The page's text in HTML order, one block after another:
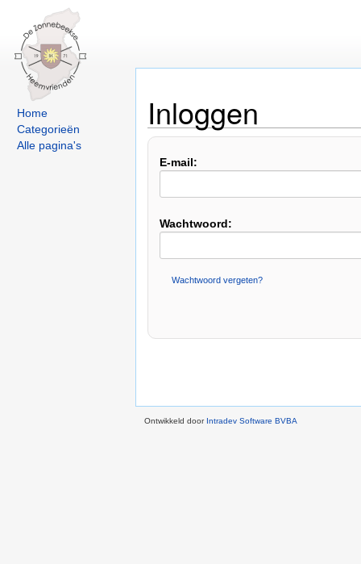
Home
Categorieën
Alle pagina's
Inloggen
E-mail:
Wachtwoord:
Wachtwoord vergeten?
Ontwikkeld door Intradev Software BVBA